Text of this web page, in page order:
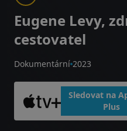
Eugene Levy,
cestovatel
Dokumentární 2023
Sledovat na
Plus